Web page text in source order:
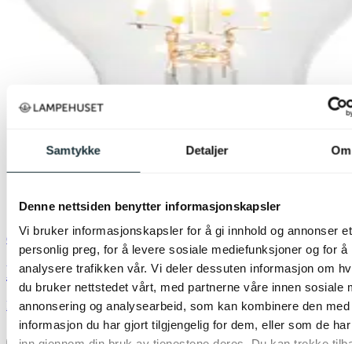
Samtykke Detaljer Om
Denne nettsiden benytter informasjonskapsler
Vi bruker informasjonskapsler for å gi innhold og annonser et
personlig preg, for å levere sosiale mediefunksjoner og for å
analysere trafikken vår. Vi deler dessuten informasjon om
du bruker nettstedet vårt, med partnerne våre innen sosiale
annonsering og analysearbeid, som kan kombinere den med
informasjon du har gjort tilgjengelig for dem, eller som de
Green Light
LED E27 normal DimToWarm 6,5W klar
kr 199,-
Produktdatablad